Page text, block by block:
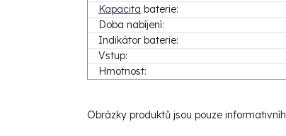
Kapacita baterie:
Doba nabíjení:
Indikátor baterie:
Vstup:
Hmotnost:
Obrázky produktů jsou pouze